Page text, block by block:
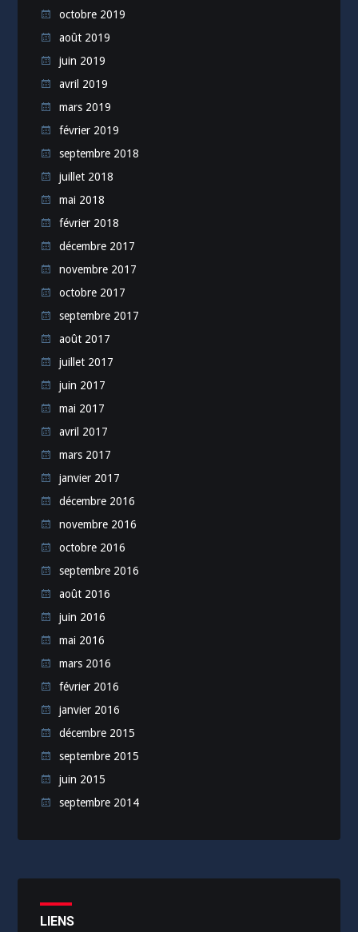
octobre 2019
août 2019
juin 2019
avril 2019
mars 2019
février 2019
septembre 2018
juillet 2018
mai 2018
février 2018
décembre 2017
novembre 2017
octobre 2017
septembre 2017
août 2017
juillet 2017
juin 2017
mai 2017
avril 2017
mars 2017
janvier 2017
décembre 2016
novembre 2016
octobre 2016
septembre 2016
août 2016
juin 2016
mai 2016
mars 2016
février 2016
janvier 2016
décembre 2015
septembre 2015
juin 2015
septembre 2014
LIENS